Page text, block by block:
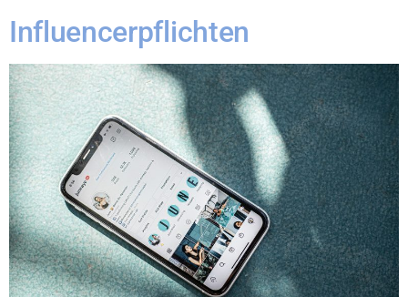
Influencerpflichten